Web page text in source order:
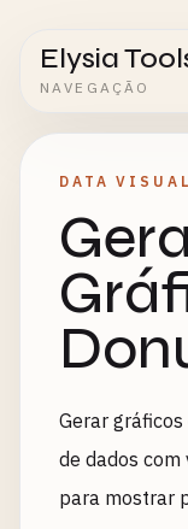
Elysia
NAVEGAÇÃO
DATA
Gerar
de dados
para mostrar